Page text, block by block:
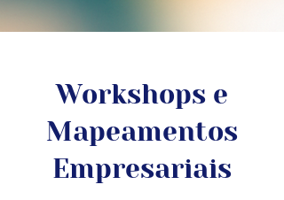
Workshops e
Mapeamentos
Empresariais